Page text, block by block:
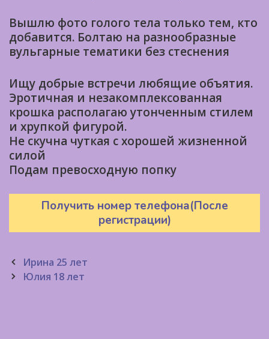
Вышлю фото голого тела только тем, кто
добавится. Болтаю на разнообразные
вульгарные тематики без стеснения
Ищу добрые встречи любящие объятия.
Эротичная и незакомплексованная
крошка располагаю утонченным стилем
и хрупкой фигурой.
Не скучна чуткая с хорошей жизненной
силой
Подам превосходную попку
Получить номер телефона(После
регистрации)
Post
navigation
Ирина 25 лет
Юлия 18 лет